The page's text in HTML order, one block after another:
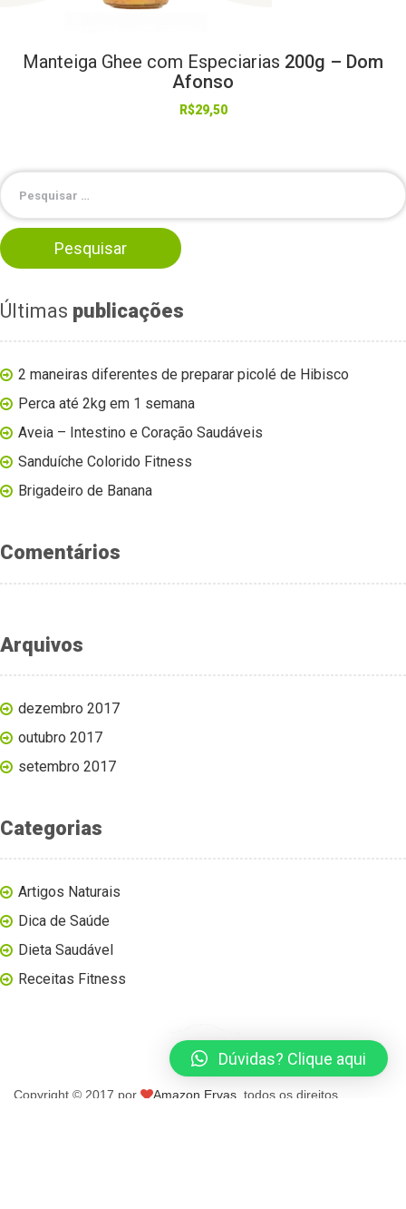
Manteiga Ghee com Especiarias 200g – Dom
Afonso
R$29,50
Últimas publicações
2 maneiras diferentes de preparar picolé de Hibisco
Perca até 2kg em 1 semana
Aveia – Intestino e Coração Saudáveis
Sanduíche Colorido Fitness
Brigadeiro de Banana
Comentários
Arquivos
dezembro 2017
outubro 2017
setembro 2017
Categorias
Artigos Naturais
Dica de Saúde
Dieta Saudável
Receitas Fitness
Copyright © 2017 por Amazon Ervas , todos os direitos
Dúvidas? Clique aqui